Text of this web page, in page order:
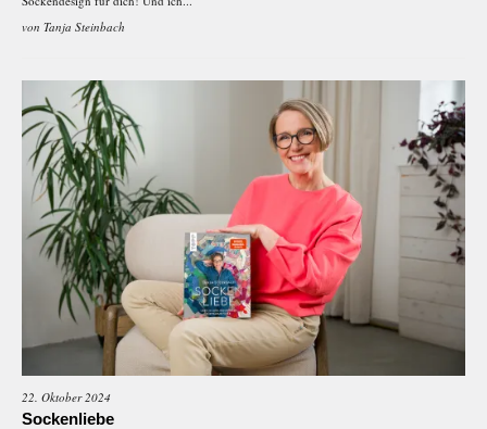
von Tanja Steinbach
22. Oktober 2024
Sockenliebe